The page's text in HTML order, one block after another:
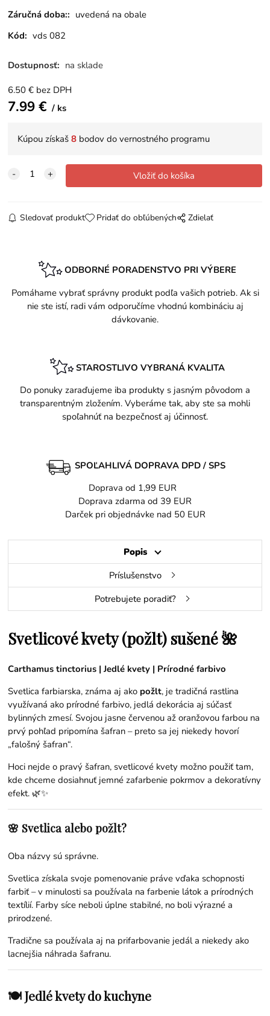
Záručná doba:: uvedená na obale
Kód: vds 082
Dostupnosť: na sklade
6.50 € bez DPH
7.99€ ks
Kúpou získaš8 bodov do vernostného programu
Sledovať produkt Pridať do obľúbených Zdielať
ODBORNÉ PORADENSTVO PRI VÝBERE
Pomáhame vybrať správny produkt podľa vašich potrieb. Ak si
nie ste istí, radi vám odporučíme vhodnú kombináciu aj
dávkovanie.
STAROSTLIVO VYBRANÁ KVALITA
Do ponuky zaraďujeme iba produkty s jasným pôvodom a
transparentným zložením. Vyberáme tak, aby ste sa mohli
spoľahnúť na bezpečnosť aj účinnosť.
SPOĽAHLIVÁ DOPRAVA DPD / SPS
Doprava od 1,99 EUR
Doprava zdarma od 39 EUR
Darček pri objednávke nad 50 EUR
Popis
Príslušenstvo
Potrebujete poradiť?
Svetlicové kvety (požlt) sušené 🌺
Carthamus tinctorius | Jedlé kvety | Prírodné farbivo
Svetlica farbiarska, známa aj ako požlt, je tradičná rastlina
využívaná ako prírodné farbivo, jedlá dekorácia aj súčasť
bylinných zmesí. Svojou jasne červenou až oranžovou farbou na
prvý pohľad pripomína šafran – preto sa jej niekedy hovorí
„falošný šafran“.
Hoci nejde o pravý šafran, svetlicové kvety možno použiť tam,
kde chceme dosiahnuť jemné zafarbenie pokrmov a dekoratívny
efekt. 🌿✨
🌸 Svetlica alebo požlt?
Oba názvy sú správne.
Svetlica získala svoje pomenovanie práve vďaka schopnosti
farbiť – v minulosti sa používala na farbenie látok a prírodných
textílií. Farby síce neboli úplne stabilné, no boli výrazné a
prirodzené.
Tradične sa používala aj na prifarbovanie jedál a niekedy ako
lacnejšia náhrada šafranu.
🍽 Jedlé kvety do kuchyne